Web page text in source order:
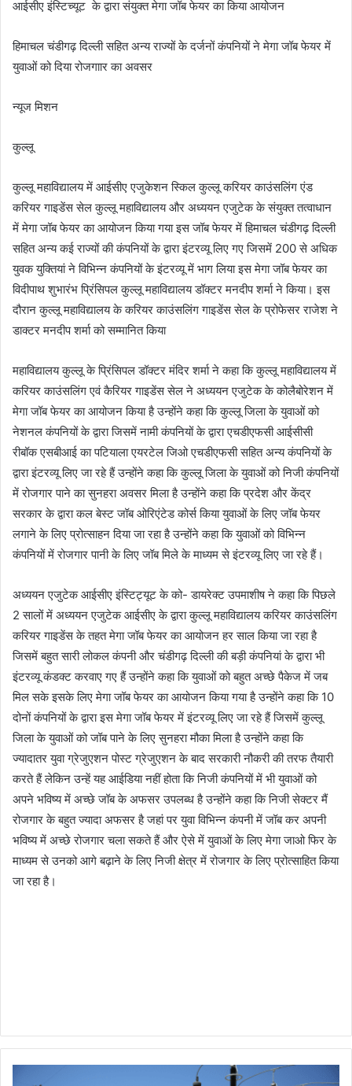
आईसीए इंस्टिच्यूट के द्वारा संयुक्त मेगा जॉब फेयर का किया आयोजन
हिमाचल चंडीगढ़ दिल्ली सहित अन्य राज्यों के दर्जनों कंपनियों ने मेगा जॉब फेयर में
युवाओं को दिया रोजगाार का अवसर
न्यूज मिशन
कुल्लू
कुल्लू महाविद्यालय में आईसीए एजुकेशन स्किल कुल्लू करियर काउंसलिंग एंड
करियर गाइडेंस सेल कुल्लू महाविद्यालय और अध्ययन एजुटेक के संयुक्त तत्वाधान
में मेगा जॉब फेयर का आयोजन किया गया इस जॉब फेयर में हिमाचल चंडीगढ़ दिल्ली
सहित अन्य कई राज्यों की कंपनियों के द्वारा इंटरव्यू लिए गए जिसमें 200 से अधिक
युवक युक्तियां ने विभिन्न कंपनियों के इंटरव्यू में भाग लिया इस मेगा जॉब फेयर का
विदीपाथ शुभारंभ प्रिंसिपल कुल्लू महाविद्यालय डॉक्टर मनदीप शर्मा ने किया। इस
दौरान कुल्लू महाविद्यालय के करियर काउंसलिंग गाइडेंस सेल के प्रोफेसर राजेश ने
डाक्टर मनदीप शर्मा को सम्मानित किया
महाविद्यालय कुल्लू के प्रिंसिपल डॉक्टर मंदिर शर्मा ने कहा कि कुल्लू महाविद्यालय में
करियर काउंसलिंग एवं कैरियर गाइडेंस सेल ने अध्ययन एजुटेक के कोलैबोरेशन में
मेगा जॉब फेयर का आयोजन किया है उन्होंने कहा कि कुल्लू जिला के युवाओं को
नेशनल कंपनियों के द्वारा जिसमें नामी कंपनियों के द्वारा एचडीएफसी आईसीसी
रीबॉक एसबीआई का पटियाला एयरटेल जिओ एचडीएफसी सहित अन्य कंपनियों के
द्वारा इंटरव्यू लिए जा रहे हैं उन्होंने कहा कि कुल्लू जिला के युवाओं को निजी कंपनियों
में रोजगार पाने का सुनहरा अवसर मिला है उन्होंने कहा कि प्रदेश और केंद्र
सरकार के द्वारा कल बेस्ट जॉब ओरिएंटेड कोर्स किया युवाओं के लिए जॉब फेयर
लगाने के लिए प्रोत्साहन दिया जा रहा है उन्होंने कहा कि युवाओं को विभिन्न
कंपनियों में रोजगार पानी के लिए जॉब मिले के माध्यम से इंटरव्यू लिए जा रहे हैं।
अध्ययन एजुटेक आईसीए इंस्टिट्यूट के को- डायरेक्ट उपमाशीष ने कहा कि पिछले
2 सालों में अध्ययन एजुटेक आईसीए के द्वारा कुल्लू महाविद्यालय करियर काउंसलिंग
करियर गाइडेंस के तहत मेगा जॉब फेयर का आयोजन हर साल किया जा रहा है
जिसमें बहुत सारी लोकल कंपनी और चंडीगढ़ दिल्ली की बड़ी कंपनियां के द्वारा भी
इंटरव्यू कंडक्ट करवाए गए हैं उन्होंने कहा कि युवाओं को बहुत अच्छे पैकेज में जब
मिल सके इसके लिए मेगा जॉब फेयर का आयोजन किया गया है उन्होंने कहा कि 10
दोनों कंपनियों के द्वारा इस मेगा जॉब फेयर में इंटरव्यू लिए जा रहे हैं जिसमें कुल्लू
जिला के युवाओं को जॉब पाने के लिए सुनहरा मौका मिला है उन्होंने कहा कि
ज्यादातर युवा ग्रेजुएशन पोस्ट ग्रेजुएशन के बाद सरकारी नौकरी की तरफ तैयारी
करते हैं लेकिन उन्हें यह आईडिया नहीं होता कि निजी कंपनियों में भी युवाओं को
अपने भविष्य में अच्छे जॉब के अफसर उपलब्ध है उन्होंने कहा कि निजी सेक्टर मैं
रोजगार के बहुत ज्यादा अफसर है जहां पर युवा विभिन्न कंपनी में जॉब कर अपनी
भविष्य में अच्छे रोजगार चला सकते हैं और ऐसे में युवाओं के लिए मेगा जाओ फिर के
माध्यम से उनको आगे बढ़ाने के लिए निजी क्षेत्र में रोजगार के लिए प्रोत्साहित किया
जा रहा है।